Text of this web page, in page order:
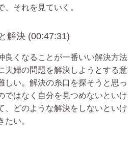
それを見ていく。
解決 (00:47:31)
良くなることが一番いい解決方法
夫婦の問題を解決しようとする意
しい。解決の糸口を探そうと思っ
ではなく自分を見つめないといけ
、どのような解決をしないといけ
い。